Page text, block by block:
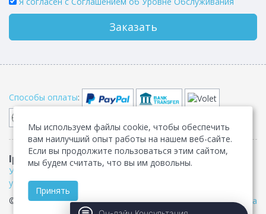
Заказать
Способы оплаты:
IpServer.su Договор-оферта•Конфиденциальность
Условия предоставления услуг
Правила пользования
услугами•Соглашение об уровне обслуживания
© IpServer.su 2007-2026. Все права защищены •Карта сайта
Мы используем файлы cookie, чтобы обеспечить
вам наилучший опыт работы на нашем веб-сайте.
Если вы продолжите пользоваться этим сайтом,
мы будем считать, что вы им довольны.
Принять